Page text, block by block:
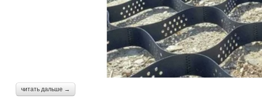
читать дальше →